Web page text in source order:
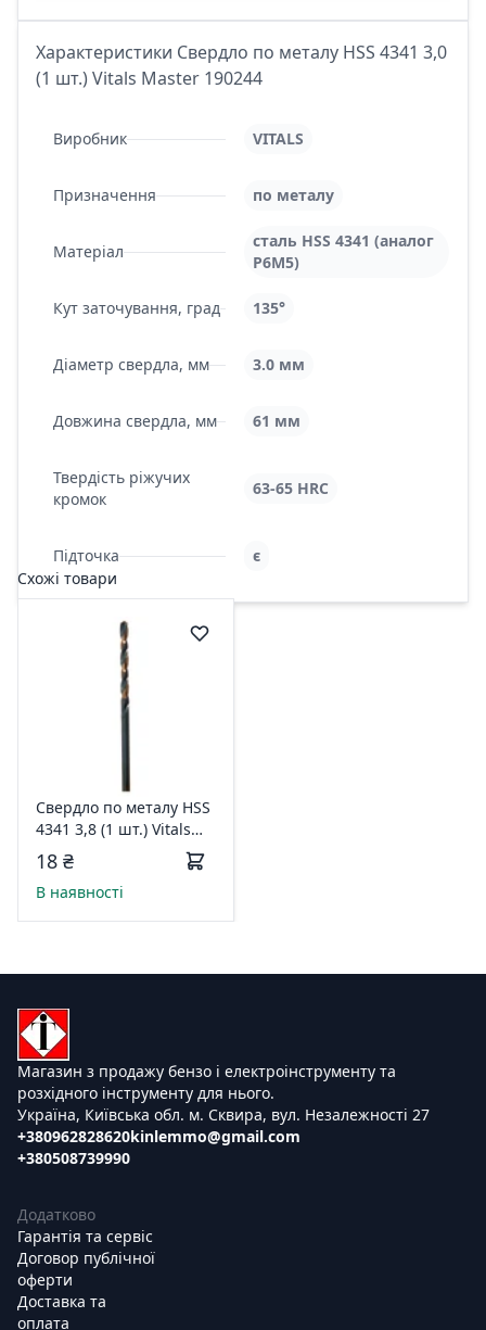
Характеристики Свердло по металу HSS 4341 3,0
(1 шт.) Vitals Master 190244
Виробник VITALS
Призначення по металу
Матеріал
сталь HSS 4341 (аналог
Р6М5)
Кут заточування, град 135°
Діаметр свердла, мм 3.0 мм
Довжина свердла, мм 61 мм
Твердість ріжучих
кромок
63-65 HRC
Підточка
є
Схожі товари
Свердло по металу HSS
4341 3,8 (1 шт.) Vitals
Master 190248
18 ₴
В наявності
Магазин з продажу бензо і електроінструменту та
розхідного інструменту для нього.
Україна, Київська обл. м. Сквира, вул. Незалежності 27
+380962828620
+380508739990
kinlemmo@gmail.com
Додатково
Гарантія та сервіс
Договор публічної
оферти
Доставка та
оплата